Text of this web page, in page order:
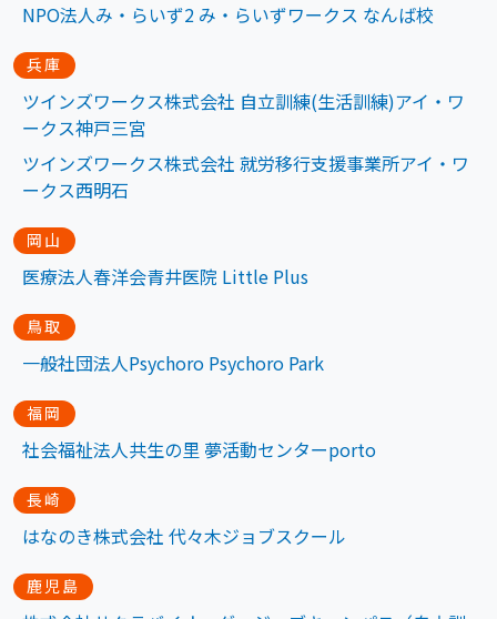
NPO法人み・らいず2 み・らいずワークス なんば校
兵庫
ツインズワークス株式会社 自立訓練(生活訓練)アイ・ワ
ークス神戸三宮
ツインズワークス株式会社 就労移行支援事業所アイ・ワ
ークス西明石
岡山
医療法人春洋会青井医院 Little Plus
鳥取
一般社団法人Psychoro Psychoro Park
福岡
社会福祉法人共生の里 夢活動センターporto
長崎
はなのき株式会社 代々木ジョブスクール
鹿児島